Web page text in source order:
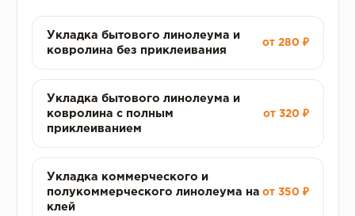
Укладка бытового линолеума и
ковролина без приклеивания
от 280 ₽
Укладка бытового линолеума и
ковролина с полным
приклеиванием
от 320 ₽
Укладка коммерческого и
полукоммерческого линолеума на
клей
от 350 ₽